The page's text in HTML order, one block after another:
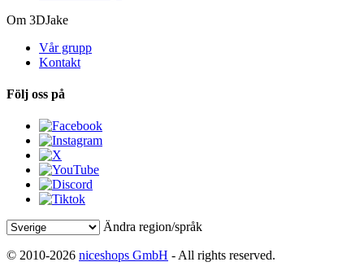
Om 3DJake
Vår grupp
Kontakt
Följ oss på
Ändra region/språk
© 2010-2026 niceshops GmbH - All rights reserved.